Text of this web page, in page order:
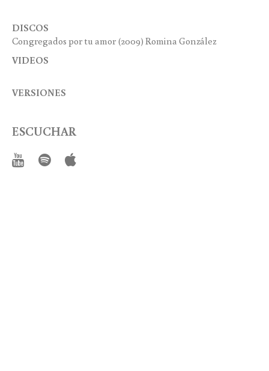
DISCOS
Congregados por tu amor (2009) Romina González
VIDEOS
VERSIONES
ESCUCHAR